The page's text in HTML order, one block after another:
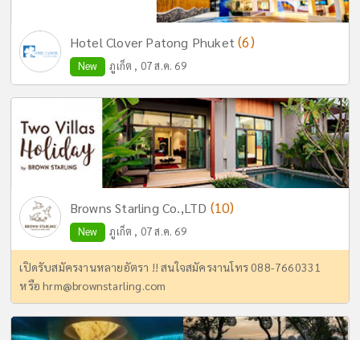
Hotel Clover Patong Phuket(6)
New ภูเก็ต , 07 ส.ค. 69
Browns Starling Co.,LTD (10)
New ภูเก็ต , 07 ส.ค. 69
เปิดรับสมัครงานหลายอัตรา !! สนใจสมัครงานโทร 088-7660331
หรือhrm@brownstarling.com